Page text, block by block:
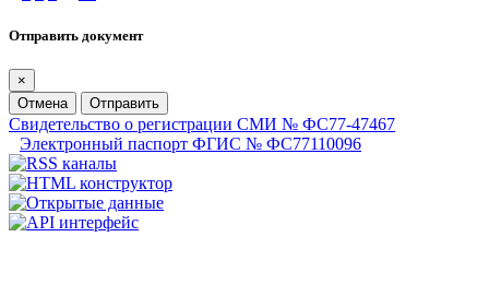
Отправить документ
×
Отмена
Отправить
Свидетельство о регистрации СМИ № ФС77-47467
Электронный паспорт ФГИС № ФС77110096